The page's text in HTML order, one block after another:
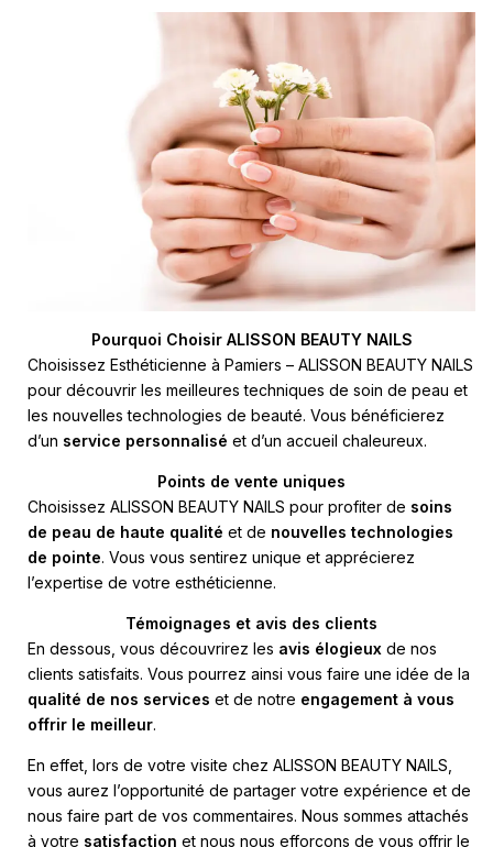
Pourquoi Choisir ALISSON BEAUTY NAILS
Choisissez Esthéticienne à Pamiers – ALISSON BEAUTY NAILS
pour découvrir les meilleures techniques de soin de peau et
les nouvelles technologies de beauté. Vous bénéficierez
d’un service personnalisé et d’un accueil chaleureux.
Points de vente uniques
Choisissez ALISSON BEAUTY NAILS pour profiter de soins
de peau de haute qualité et de nouvelles technologies
de pointe. Vous vous sentirez unique et apprécierez
l’expertise de votre esthéticienne.
Témoignages et avis des clients
En dessous, vous découvrirez les avis élogieux de nos
clients satisfaits. Vous pourrez ainsi vous faire une idée de la
qualité de nos services et de notre engagement à vous
offrir le meilleur.
En effet, lors de votre visite chez ALISSON BEAUTY NAILS,
vous aurez l’opportunité de partager votre expérience et de
nous faire part de vos commentaires. Nous sommes attachés
à votre satisfaction et nous nous efforçons de vous offrir le